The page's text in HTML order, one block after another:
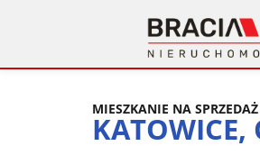
KATOWICE,
MIESZKANIE NA SPRZEDAŻ